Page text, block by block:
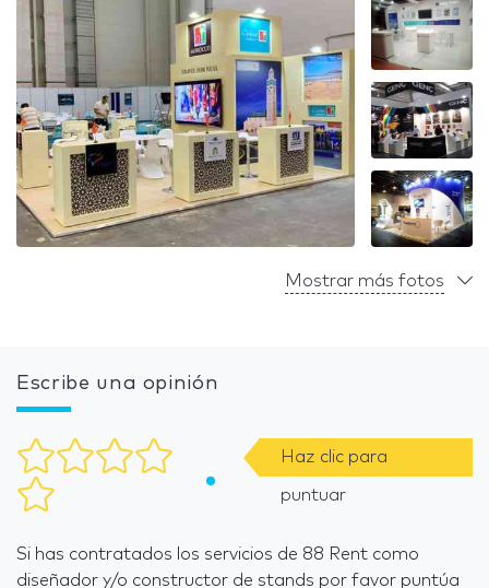
Mostrar más fotos
Escribe una opinión
Haz clic para
puntuar
Si has contratados los servicios de 88 Rent como
diseñador y/o constructor de stands por favor puntúa